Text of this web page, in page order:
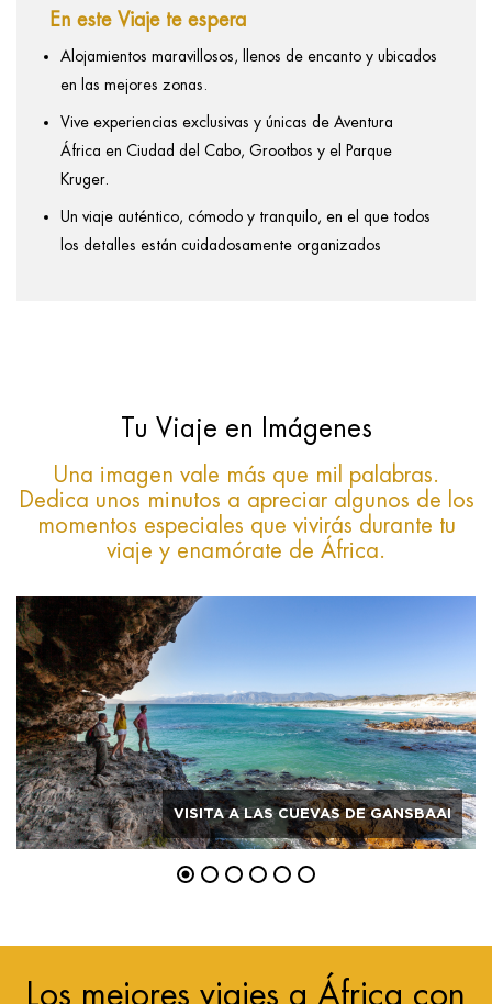
En este Viaje te espera
Alojamientos maravillosos, llenos de encanto y ubicados
en las mejores zonas.
Vive experiencias exclusivas y únicas de Aventura
África en Ciudad del Cabo, Grootbos y el Parque
Kruger.
Un viaje auténtico, cómodo y tranquilo, en el que todos
los detalles están cuidadosamente organizados
Tu Viaje en Imágenes
Una imagen vale más que mil palabras.
Dedica unos minutos a apreciar algunos de los
momentos especiales que vivirás durante tu
viaje y enamórate de África.
VISITA A LAS CUEVAS DE GANSBAAI
Los mejores viajes a África con